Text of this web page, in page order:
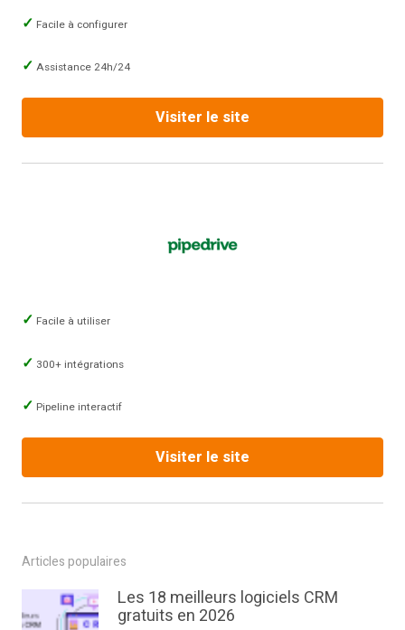
Facile à configurer
Assistance 24h/24
Visiter le site
Facile à utiliser
300+ intégrations
Pipeline interactif
Visiter le site
Articles populaires
Les 18 meilleurs logiciels CRM
gratuits en 2026